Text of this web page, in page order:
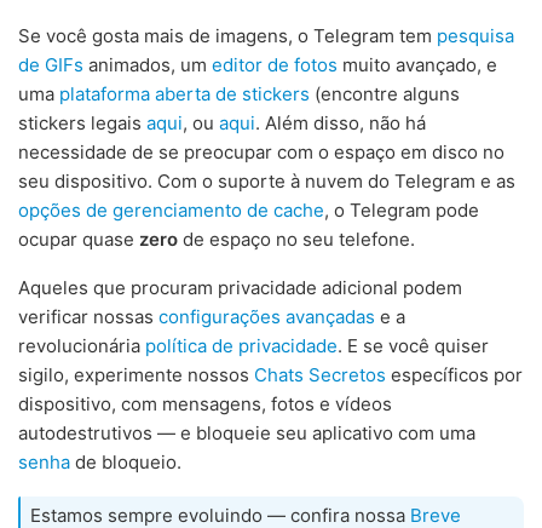
Se você gosta mais de imagens, o Telegram tem pesquisa
de GIFs animados, um editor de fotos muito avançado, e
uma plataforma aberta de stickers (encontre alguns
stickers legais aqui, ou aqui. Além disso, não há
necessidade de se preocupar com o espaço em disco no
seu dispositivo. Com o suporte à nuvem do Telegram e as
opções de gerenciamento de cache, o Telegram pode
ocupar quase zero de espaço no seu telefone.
Aqueles que procuram privacidade adicional podem
verificar nossas configurações avançadas e a
revolucionária política de privacidade. E se você quiser
sigilo, experimente nossos Chats Secretos específicos por
dispositivo, com mensagens, fotos e vídeos
autodestrutivos — e bloqueie seu aplicativo com uma
senha de bloqueio.
Estamos sempre evoluindo — confira nossa Breve